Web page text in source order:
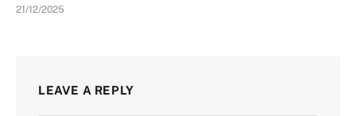
21/12/2025
LEAVE A REPLY